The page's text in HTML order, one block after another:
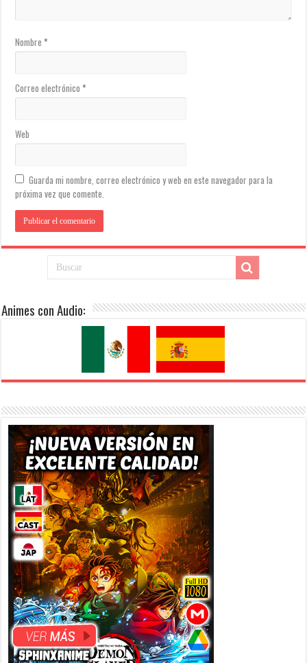
Nombre*
Correo electrónico*
Web
Guarda mi nombre, correo electrónico y web en este navegador para la
próxima vez que comente.
Animes con Audio: